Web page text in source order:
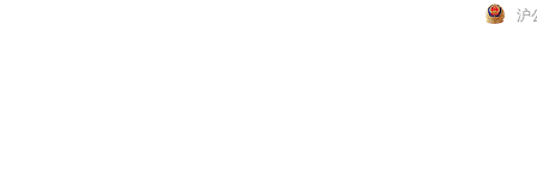
沪